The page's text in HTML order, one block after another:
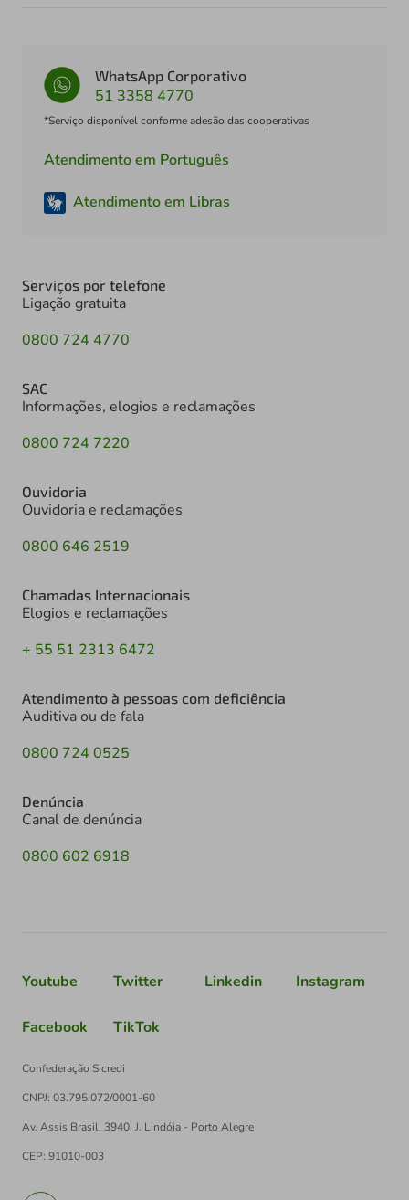
WhatsApp Corporativo
51 3358 4770
*Serviço disponível conforme adesão das cooperativas
Atendimento em Português
Atendimento em Libras
Serviços por telefone
Ligação gratuita
0800 724 4770
SAC
Informações, elogios e reclamações
0800 724 7220
Ouvidoria
Ouvidoria e reclamações
0800 646 2519
Chamadas Internacionais
Elogios e reclamações
+ 55 51 2313 6472
Atendimento à pessoas com deficiência
Auditiva ou de fala
0800 724 0525
Denúncia
Canal de denúncia
0800 602 6918
Youtube Twitter Linkedin Instagram
Facebook TikTok
Confederação Sicredi
CNPJ: 03.795.072/0001-60
Av. Assis Brasil, 3940, J. Lindóia - Porto Alegre
CEP: 91010-003